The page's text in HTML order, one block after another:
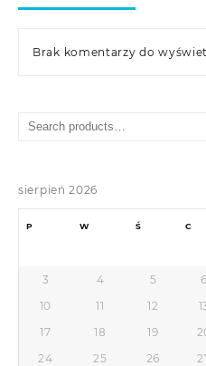
Brak komentarzy do
Search
sierpień 2026
P W Ś C
3
4 5 6
10
11 12
17
18 19
24
25 26